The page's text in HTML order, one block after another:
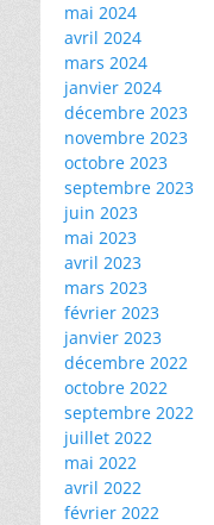
mai 2024
avril 2024
mars 2024
janvier 2024
décembre 2023
novembre 2023
octobre 2023
septembre 2023
juin 2023
mai 2023
avril 2023
mars 2023
février 2023
janvier 2023
décembre 2022
octobre 2022
septembre 2022
juillet 2022
mai 2022
avril 2022
février 2022